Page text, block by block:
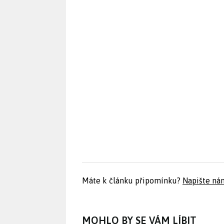
Máte k článku připomínku? Napište
MOHLO BY SE VÁM LÍBIT